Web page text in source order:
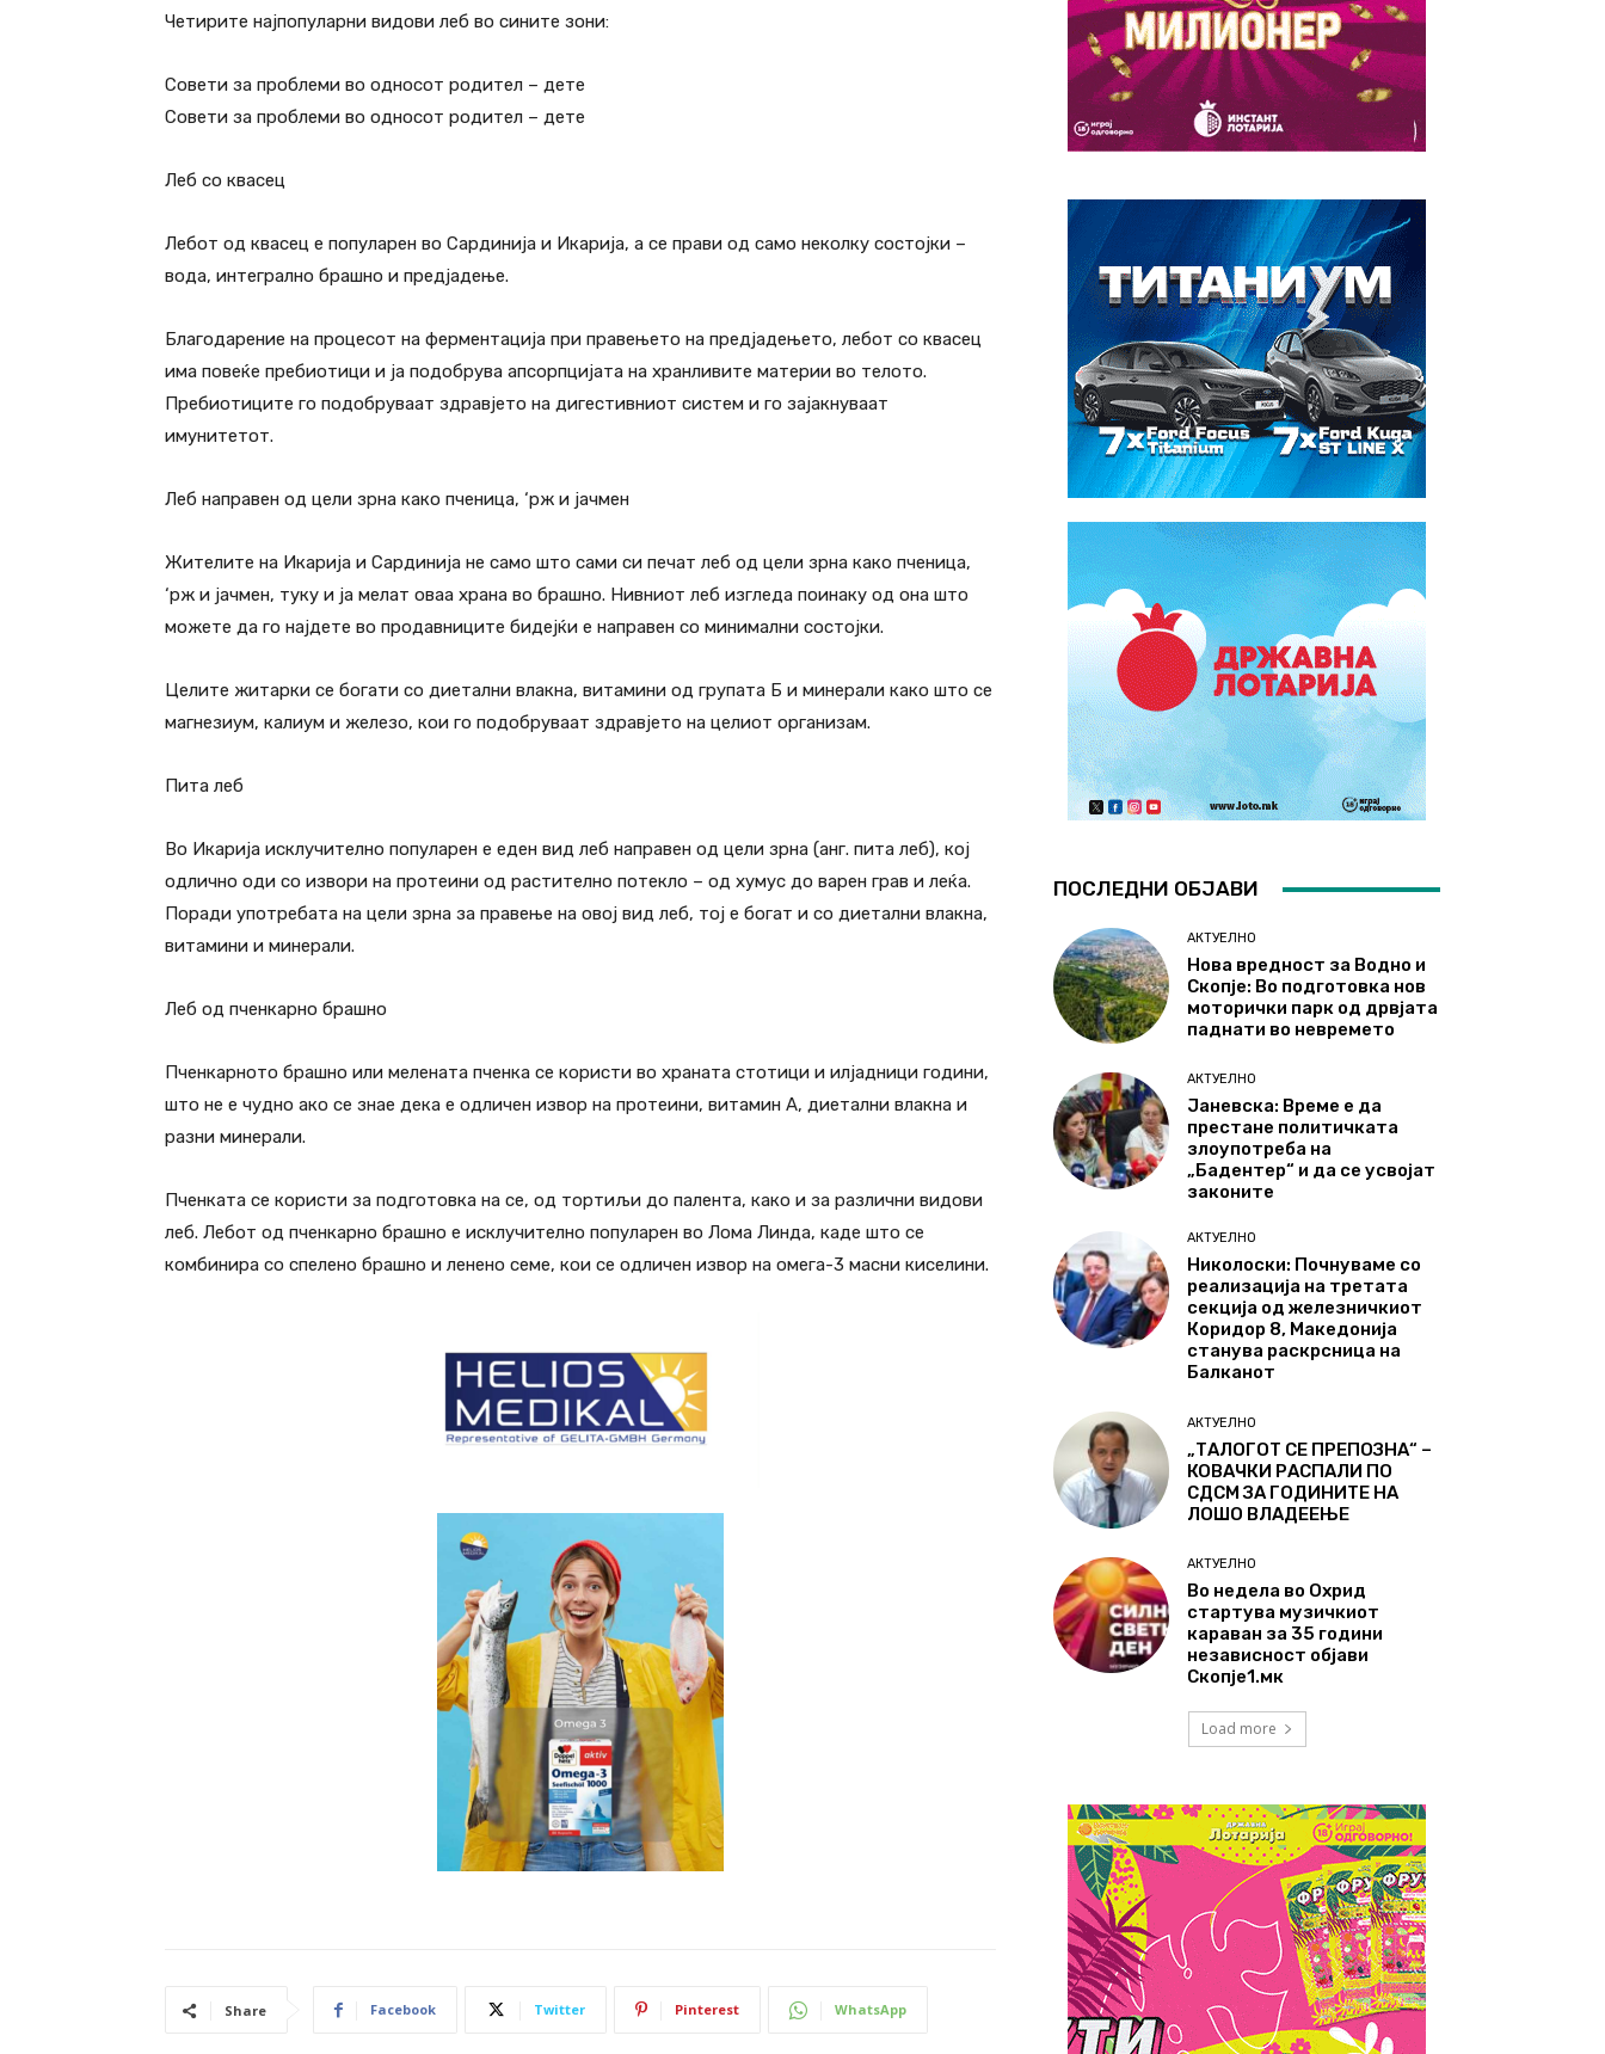
Четирите најпопуларни видови леб во сините зони:
Совети за проблеми во односот родител – дете
Совети за проблеми во односот родител – дете
Леб со квасец
Лебот од квасец е популарен во Сардинија и Икарија, а се прави од само неколку состојки –
вода, интегрално брашно и предјадење.
Благодарение на процесот на ферментација при правењето на предјадењето, лебот со квасец
има повеќе пребиотици и ја подобрува апсорпцијата на хранливите материи во телото.
Пребиотиците го подобруваат здравјето на дигестивниот систем и го зајакнуваат
имунитетот.
Леб направен од цели зрна како пченица, ‘рж и јачмен
Жителите на Икарија и Сардинија не само што сами си печат леб од цели зрна како пченица,
‘рж и јачмен, туку и ја мелат оваа храна во брашно. Нивниот леб изгледа поинаку од она што
можете да го најдете во продавниците бидејќи е направен со минимални состојки.
Целите житарки се богати со диетални влакна, витамини од групата Б и минерали како што се
магнезиум, калиум и железо, кои го подобруваат здравјето на целиот организам.
Пита леб
Во Икарија исклучително популарен е еден вид леб направен од цели зрна (анг. пита леб), кој
одлично оди со извори на протеини од растително потекло – од хумус до варен грав и леќа.
Поради употребата на цели зрна за правење на овој вид леб, тој е богат и со диетални влакна,
витамини и минерали.
Леб од пченкарно брашно
Пченкарното брашно или мелената пченка се користи во храната стотици и илјадници години,
што не е чудно ако се знае дека е одличен извор на протеини, витамин А, диетални влакна и
разни минерали.
Пченката се користи за подготовка на се, од тортиљи до палента, како и за различни видови
леб. Лебот од пченкарно брашно е исклучително популарен во Лома Линда, каде што се
комбинира со спелено брашно и ленено семе, кои се одличен извор на омега-3 масни киселини.
Share Facebook Twitter Pinterest WhatsApp
ПОСЛЕДНИ ОБЈАВИ
АКТУЕЛНО
Нова вредност за Водно и
Скопје: Во подготовка нов
моторички парк од дрвјата
паднати во невремето
АКТУЕЛНО
Јаневска: Време е да
престане политичката
злоупотреба на
„Бадентер“ и да се усвојат
законите
АКТУЕЛНО
Николоски: Почнуваме со
реализација на третата
секција од железничкиот
Коридор 8, Македонија
станува раскрсница на
Балканот
АКТУЕЛНО
„ТАЛОГОТ СЕ ПРЕПОЗНА“ –
КОВАЧКИ РАСПАЛИ ПО
СДСМ ЗА ГОДИНИТЕ НА
ЛОШО ВЛАДЕЕЊЕ
АКТУЕЛНО
Во недела во Охрид
стартува музичкиот
караван за 35 години
независност објави
Скопје1.мк
Load more